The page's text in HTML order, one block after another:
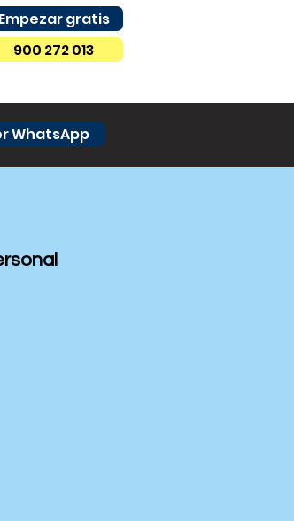
Empezar gratis
900 272 013
WhatsApp